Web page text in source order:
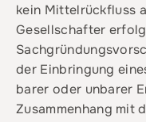
kein Mittelrückfluss
Gesellschafter
der Einbringung
barer oder unbarer
Zusammenhang mit